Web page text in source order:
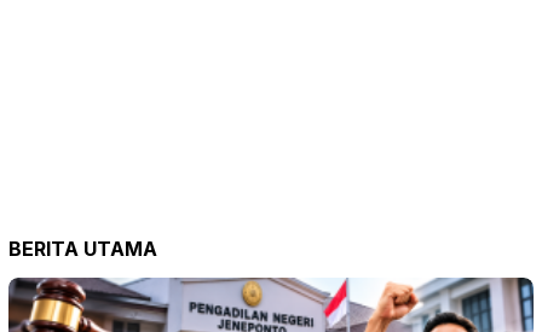
BERITA UTAMA